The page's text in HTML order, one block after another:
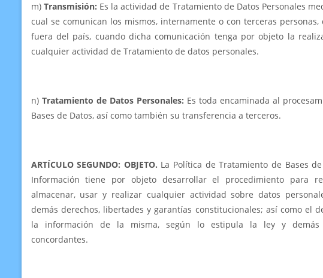
m) Transmisión: Es la actividad de Tratamiento de Datos Personales
cual se comunican los mismos, internamente o con terceras personas,
fuera del país, cuando dicha comunicación tenga por objeto la
cualquier actividad de Tratamiento de datos personales.
n) Tratamiento de Datos Personales: Es toda encaminada al
Bases de Datos, así como también su transferencia a terceros.
ARTÍCULO SEGUNDO: OBJETO. La Política de Tratamiento de Bases
Información tiene por objeto desarrollar el procedimiento para
almacenar, usar y realizar cualquier actividad sobre datos
demás derechos, libertades y garantías constitucionales; así como el
la información de la misma, según lo estipula la ley y demás
concordantes.